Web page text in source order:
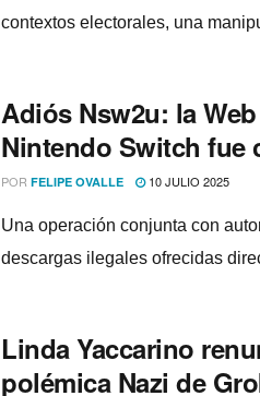
contextos electorales, una
Adiós Nsw2u: la
Nintendo Switch fue
POR FELIPE OVALLE 10 JULIO 2025
Una operación conjunta con
descargas ilegales ofrecidas
Linda Yaccarino
polémica Nazi de